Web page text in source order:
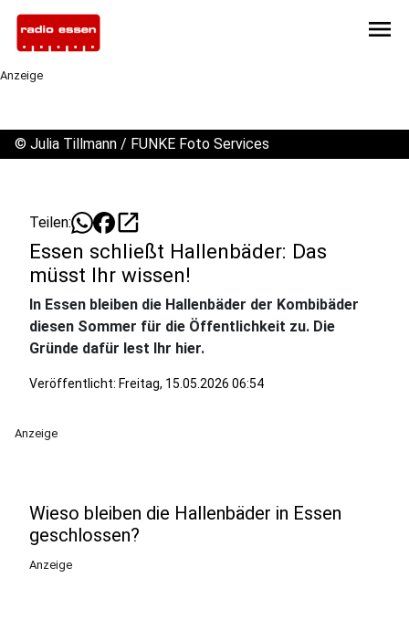
menu
Anzeige
© Julia Tillmann / FUNKE Foto Services
Teilen: open_in_new
Essen schließt Hallenbäder: Das
müsst Ihr wissen!
In Essen bleiben die Hallenbäder der Kombibäder
diesen Sommer für die Öffentlichkeit zu. Die
Gründe dafür lest Ihr hier.
Veröffentlicht: Freitag, 15.05.2026 06:54
Anzeige
Wieso bleiben die Hallenbäder in Essen
geschlossen?
Anzeige